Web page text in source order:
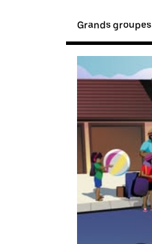
Grands groupes